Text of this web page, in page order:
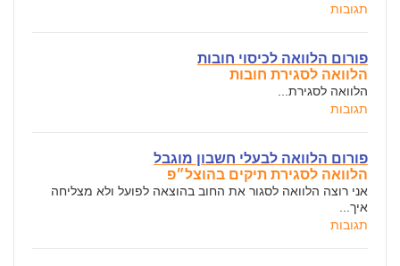
תגובות
פורום הלוואה לכיסוי חובות
הלוואה לסגירת חובות
הלוואה לסגירת...
תגובות
פורום הלוואה לבעלי חשבון מוגבל
הלוואה לסגירת תיקים בהוצל״פ
אני רוצה הלוואה לסגור את החוב בהוצאה לפועל ולא מצליחה
איך...
תגובות